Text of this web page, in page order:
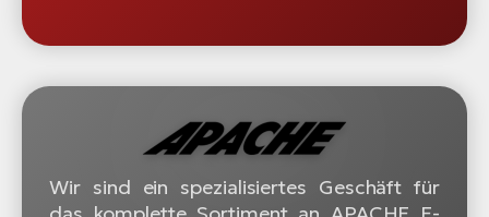
Wir sind ein spezialisiertes Geschäft für